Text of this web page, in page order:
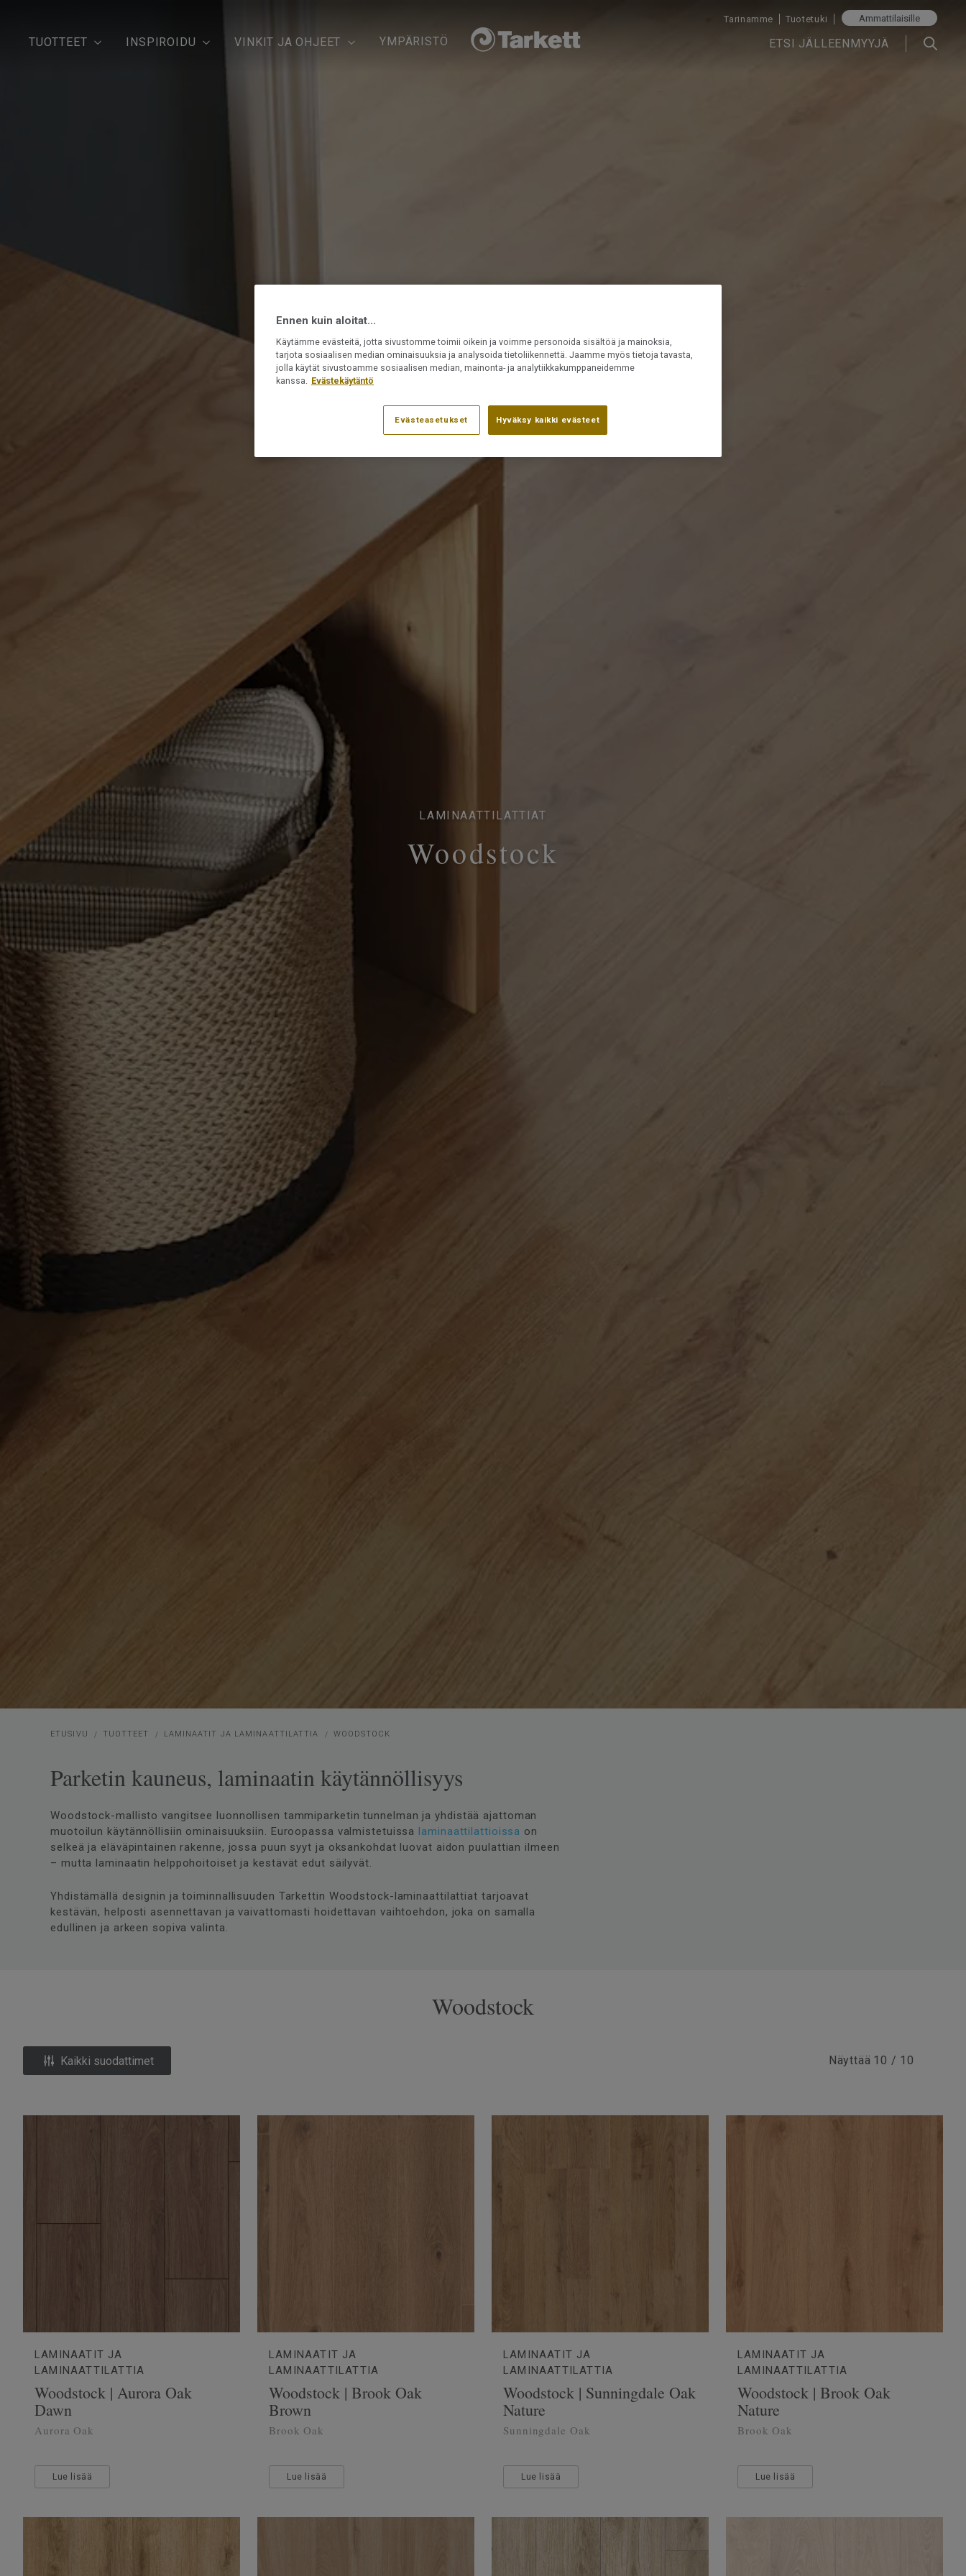
TUOTTEET INSPIROIDU VINKIT JA OHJEET YMPÄRISTÖ
Tarinamme Tuotetuki Ammattilaisille
ETSI JÄLLEENMYYJÄ
LAMINAATTILATTIAT
Woodstock
ETUSIVU TUOTTEET LAMINAATIT JA LAMINAATTILATTIA WOODSTOCK
Parketin kauneus, laminaatin käytännöllisyys
Woodstock-mallisto vangitsee luonnollisen tammiparketin tunnelman ja yhdistää ajattoman
muotoilun käytännöllisiin ominaisuuksiin. Euroopassa valmistetuissalaminaattilattioissa on
selkeä ja eläväpintainen rakenne, jossa puun syyt ja oksankohdat luovat aidon puulattian ilmeen
– mutta laminaatin helppohoitoiset ja kestävät edut säilyvät.
Yhdistämällä designin ja toiminnallisuuden Tarkettin Woodstock-laminaattilattiat tarjoavat
kestävän, helposti asennettavan ja vaivattomasti hoidettavan vaihtoehdon, joka on samalla
edullinen ja arkeen sopiva valinta.
Woodstock
Kaikki suodattimet Näyttää 10 / 10
LAMINAATIT JA
LAMINAATTILATTIA
Woodstock | Aurora Oak
Dawn
Aurora Oak
Lue lisää
LAMINAATIT JA
LAMINAATTILATTIA
Woodstock | Brook Oak
Brown
Brook Oak
Lue lisää
LAMINAATIT JA
LAMINAATTILATTIA
Woodstock | Sunningdale Oak
Nature
Sunningdale Oak
Lue lisää
LAMINAATIT JA
LAMINAATTILATTIA
Woodstock | Brook Oak
Nature
Brook Oak
Lue lisää
Ennen kuin aloitat...
Käytämme evästeitä, jotta sivustomme toimii oikein ja voimme personoida sisältöä ja mainoksia,
tarjota sosiaalisen median ominaisuuksia ja analysoida tietoliikennettä. Jaamme myös tietoja tavasta,
jolla käytät sivustoamme sosiaalisen median, mainonta- ja analytiikkakumppaneidemme
kanssa. Evästekäytäntö
Evästeasetukset Hyväksy kaikki evästeet